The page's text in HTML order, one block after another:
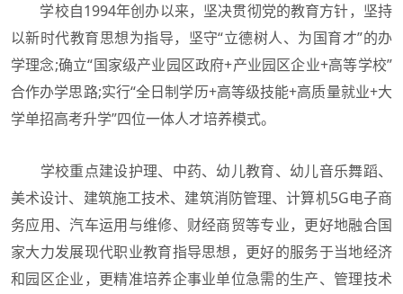
学校自1994年创办以来，坚决贯彻党的教育方针，坚持
以新时代教育思想为指导，坚守“立德树人、为国育才”的办
学理念;确立“国家级产业园区政府+产业园区企业+高等学校”
合作办学思路;实行“全日制学历+高等级技能+高质量就业+大
学单招高考升学”四位一体人才培养模式。
学校重点建设护理、中药、幼儿教育、幼儿音乐舞蹈、
美术设计、建筑施工技术、建筑消防管理、计算机5G电子商
务应用、汽车运用与维修、财经商贸等专业，更好地融合国
家大力发展现代职业教育指导思想，更好的服务于当地经济
和园区企业，更精准培养企事业单位急需的生产、管理技术